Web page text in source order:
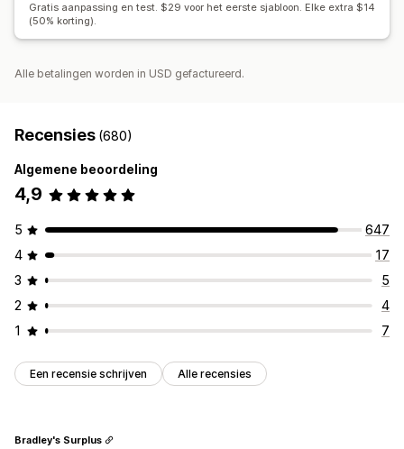
Bestandsbeheer
Gratis aanpassing en test. $29 voor het eerste sjabloon. Elke extra $14
(50% korting).
Alle betalingen worden in USD gefactureerd.
Recensies (680)
Algemene beoordeling
4,9
5
647
4
17
3
5
2
4
1
7
Een recensie schrijven Alle recensies
Bradley's Surplus